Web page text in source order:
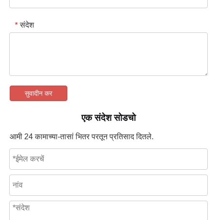
* संदेश
सुवादीन कर
एक संदेश सोडचो
आमी 24 कामाच्या-तासां भितर परतून प्रतिसाद दितले.